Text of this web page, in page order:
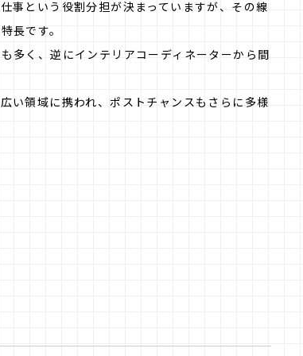
事という役割分担が決まっていますが、その線
長です。
多く、逆にインテリアコーディネーターから間
い領域に携われ、ポストチャンスもさらに多様